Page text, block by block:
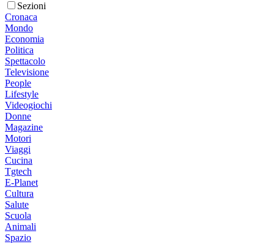
Sezioni
Cronaca
Mondo
Economia
Politica
Spettacolo
Televisione
People
Lifestyle
Videogiochi
Donne
Magazine
Motori
Viaggi
Cucina
Tgtech
E-Planet
Cultura
Salute
Scuola
Animali
Spazio